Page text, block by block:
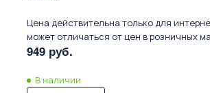
Цена действительна только для
может отличаться от цен в розничных
949 руб.
В наличии